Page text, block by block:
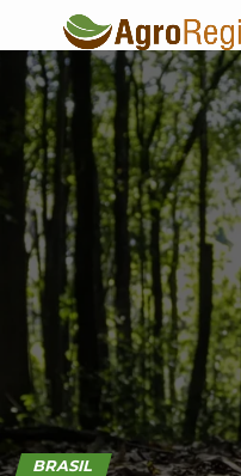
BRASIL